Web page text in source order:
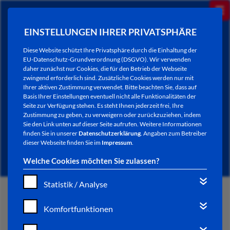
EINSTELLUNGEN IHRER PRIVATSPHÄRE
Diese Website schützt Ihre Privatsphäre durch die Einhaltung der
EU-Datenschutz-Grundverordnung (DSGVO). Wir verwenden
daher zunächst nur Cookies, die für den Betrieb der Webseite
zwingend erforderlich sind. Zusätzliche Cookies werden nur mit
Ihrer aktiven Zustimmung verwendet. Bitte beachten Sie, dass auf
Basis Ihrer Einstellungen eventuell nicht alle Funktionalitäten der
Seite zur Verfügung stehen. Es steht Ihnen jederzeit frei, Ihre
Zustimmung zu geben, zu verweigern oder zurückzuziehen, indem
Sie den Link unten auf dieser Seite aufrufen. Weitere Informationen
finden Sie in unsererDatenschutzerklärung. Angaben zum Betreiber
dieser Webseite finden Sie im Impressum.
Welche Cookies möchten Sie zulassen?
Statistik / Analyse
Komfortfunktionen
NEWSLETTER / CITY LETTER
START